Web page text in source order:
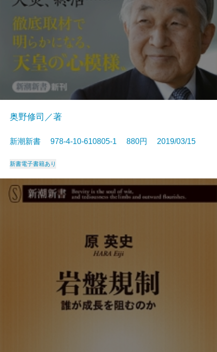
奥野修司／著
新潮新書 978-4-10-610805-1 880円 2019/03/15
新書電子書籍あり